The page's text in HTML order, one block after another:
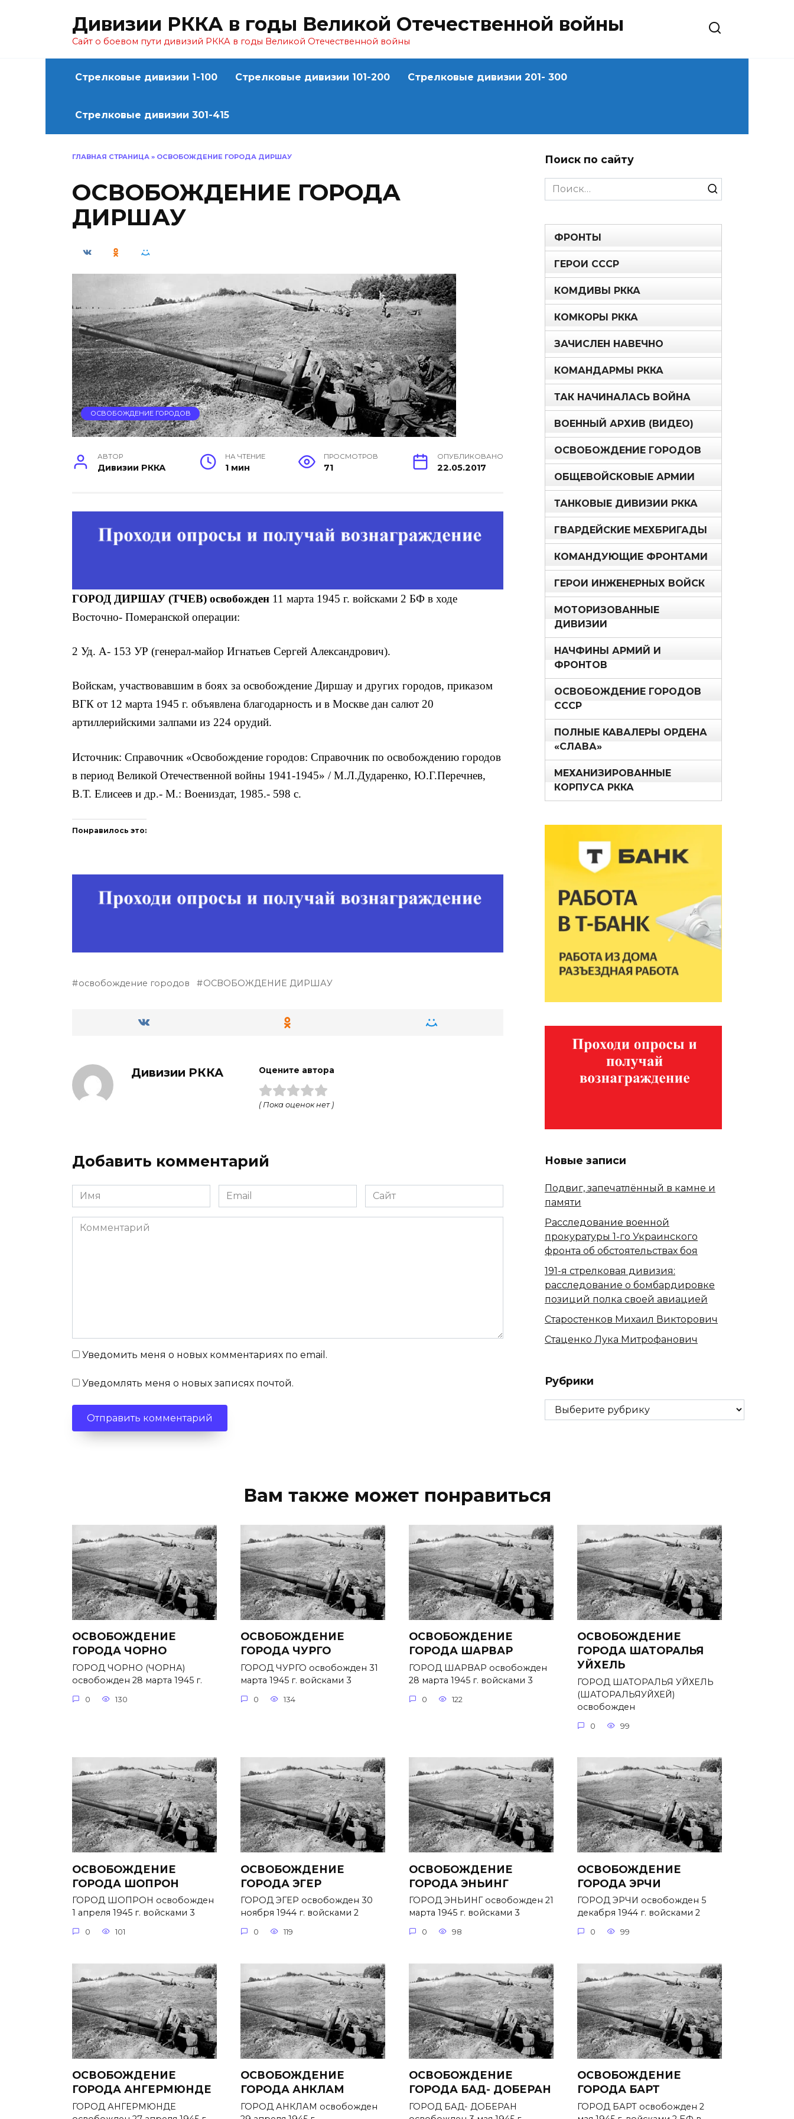
Дивизии РККА в годы Великой Отечественной войны
Сайт о боевом пути дивизий РККА в годы Великой Отечественной войны
Стрелковые дивизии 1-100 Стрелковые дивизии 101-200 Стрелковые дивизии 201- 300
Стрелковые дивизии 301-415
ГЛАВНАЯ СТРАНИЦА » ОСВОБОЖДЕНИЕ ГОРОДА ДИРШАУ
ОСВОБОЖДЕНИЕ ГОРОДА
ДИРШАУ
ОСВОБОЖДЕНИЕ ГОРОДОВ
АВТОР
Дивизии РККА
НА ЧТЕНИЕ
1 мин
ПРОСМОТРОВ
71
ОПУБЛИКОВАНО
22.05.2017
ГОРОД ДИРШАУ (ТЧЕВ) освобожден 11 марта 1945 г. войсками 2 БФ в ходе
Восточно- Померанской операции:
2 Уд. А- 153 УР (генерал-майор Игнатьев Сергей Александрович).
Войскам, участвовавшим в боях за освобождение Диршау и других городов, приказом
ВГК от 12 марта 1945 г. объявлена благодарность и в Москве дан салют 20
артиллерийскими залпами из 224 орудий.
Источник: Справочник «Освобождение городов: Справочник по освобождению городов
в период Великой Отечественной войны 1941-1945» / М.Л.Дударенко, Ю.Г.Перечнев,
В.Т. Елисеев и др.- М.: Воениздат, 1985.- 598 с.
Понравилось это:
освобождение городов ОСВОБОЖДЕНИЕ ДИРШАУ
Дивизии РККА Оцените автора
( Пока оценок нет )
Добавить комментарий
Имя Email Сайт
Комментарий
Уведомить меня о новых комментариях по email.
Уведомлять меня о новых записях почтой.
Поиск по сайту
Search
for:
ФРОНТЫ
ГЕРОИ СССР
КОМДИВЫ РККА
КОМКОРЫ РККА
ЗАЧИСЛЕН НАВЕЧНО
КОМАНДАРМЫ РККА
ТАК НАЧИНАЛАСЬ ВОЙНА
ВОЕННЫЙ АРХИВ (ВИДЕО)
ОСВОБОЖДЕНИЕ ГОРОДОВ
ОБЩЕВОЙСКОВЫЕ АРМИИ
ТАНКОВЫЕ ДИВИЗИИ РККА
ГВАРДЕЙСКИЕ МЕХБРИГАДЫ
КОМАНДУЮЩИЕ ФРОНТАМИ
ГЕРОИ ИНЖЕНЕРНЫХ ВОЙСК
МОТОРИЗОВАННЫЕ
ДИВИЗИИ
НАЧФИНЫ АРМИЙ И
ФРОНТОВ
ОСВОБОЖДЕНИЕ ГОРОДОВ
СССР
ПОЛНЫЕ КАВАЛЕРЫ ОРДЕНА
«СЛАВА»
МЕХАНИЗИРОВАННЫЕ
КОРПУСА РККА
Новые записи
Подвиг, запечатлённый в камне и
памяти
Расследование военной
прокуратуры 1-го Украинского
фронта об обстоятельствах боя
191-я стрелковая дивизия:
расследование о бомбардировке
позиций полка своей авиацией
Старостенков Михаил Викторович
Стаценко Лука Митрофанович
Рубрики
Рубрики
Вам также может понравиться
ОСВОБОЖДЕНИЕ
ГОРОДА ЧОРНО
ГОРОД ЧОРНО (ЧОРНА)
освобожден 28 марта 1945 г.
0 130
ОСВОБОЖДЕНИЕ
ГОРОДА ЧУРГО
ГОРОД ЧУРГО освобожден 31
марта 1945 г. войсками 3
0 134
ОСВОБОЖДЕНИЕ
ГОРОДА ШАРВАР
ГОРОД ШАРВАР освобожден
28 марта 1945 г. войсками 3
0 122
ОСВОБОЖДЕНИЕ
ГОРОДА ШАТОРАЛЬЯ
УЙХЕЛЬ
ГОРОД ШАТОРАЛЬЯ УЙХЕЛЬ
(ШАТОРАЛЬЯУЙХЕЙ)
освобожден
0 99
ОСВОБОЖДЕНИЕ
ГОРОДА ШОПРОН
ГОРОД ШОПРОН освобожден
1 апреля 1945 г. войсками 3
0 101
ОСВОБОЖДЕНИЕ
ГОРОДА ЭГЕР
ГОРОД ЭГЕР освобожден 30
ноября 1944 г. войсками 2
0 119
ОСВОБОЖДЕНИЕ
ГОРОДА ЭНЬИНГ
ГОРОД ЭНЬИНГ освобожден 21
марта 1945 г. войсками 3
0 98
ОСВОБОЖДЕНИЕ
ГОРОДА ЭРЧИ
ГОРОД ЭРЧИ освобожден 5
декабря 1944 г. войсками 2
0 99
ОСВОБОЖДЕНИЕ
ГОРОДА АНГЕРМЮНДЕ
ГОРОД АНГЕРМЮНДЕ
ОСВОБОЖДЕНИЕ
ГОРОДА АНКЛАМ
ГОРОД АНКЛАМ освобожден
ОСВОБОЖДЕНИЕ
ГОРОДА БАД- ДОБЕРАН
ГОРОД БАД- ДОБЕРАН
ОСВОБОЖДЕНИЕ
ГОРОДА БАРТ
ГОРОД БАРТ освобожден 2